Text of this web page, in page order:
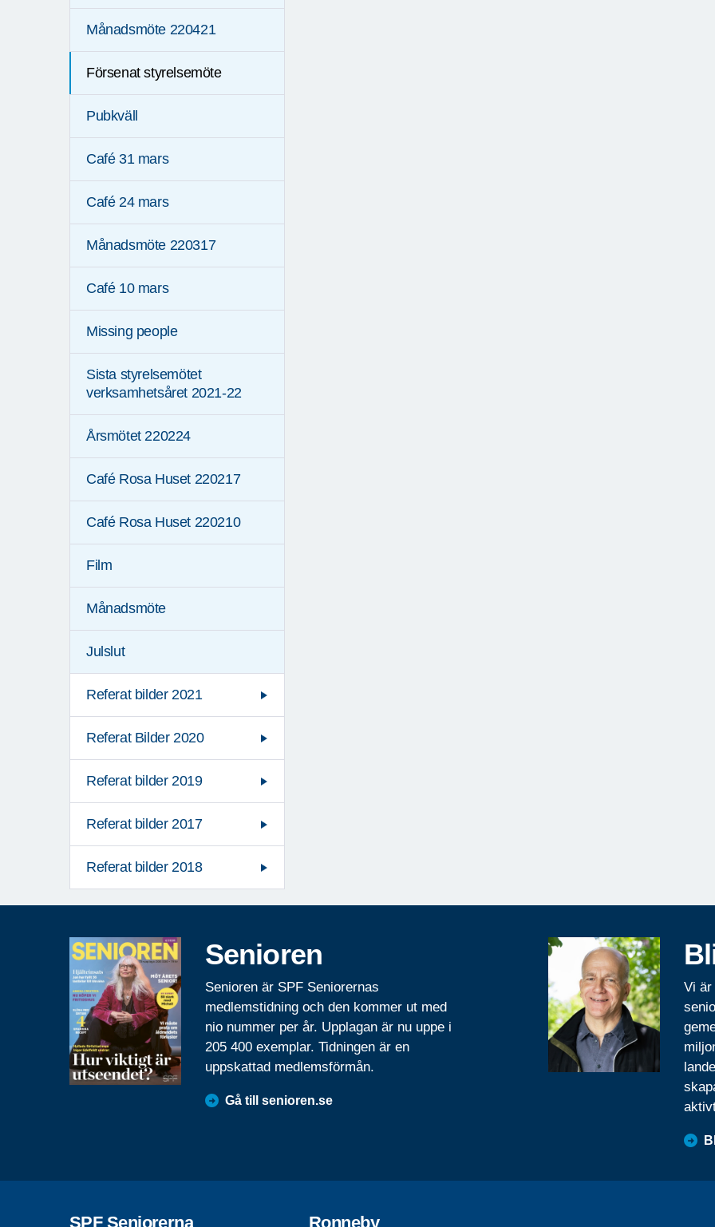
Månadsmöte 220421
Försenat styrelsemöte
Pubkväll
Café 31 mars
Café 24 mars
Månadsmöte 220317
Café 10 mars
Missing people
Sista styrelsemötet
verksamhetsåret 2021-22
Årsmötet 220224
Café Rosa Huset 220217
Café Rosa Huset 220210
Film
Månadsmöte
Julslut
Referat bilder 2021
Referat Bilder 2020
Referat bilder 2019
Referat bilder 2017
Referat bilder 2018
Senioren
Senioren är SPF Seniorernas
medlemstidning och den kommer ut med
nio nummer per år. Upplagan är nu uppe i
205 400 exemplar. Tidningen är en
uppskattad medlemsförmån.
Gå till senioren.se
Vi är
SPF Seniorerna Ronneby